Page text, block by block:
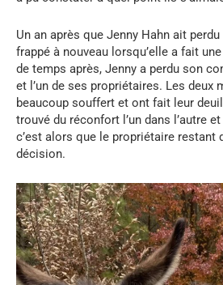
Un an après que Jenny Hahn ait
frappé à nouveau lorsqu’elle a fait
de temps après, Jenny a perdu son
et l’un de ses propriétaires. Les deux
beaucoup souffert et ont fait leur
trouvé du réconfort l’un dans l’autre
c’est alors que le propriétaire restant
décision.